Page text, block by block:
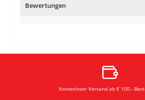
Bewertungen
Kostenloser Versand ab € 100,-